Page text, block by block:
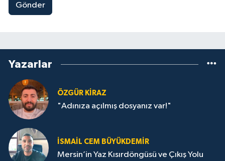
Gönder
Yazarlar
ÖZGÜR KIRAZ
"Adınıza açılmış dosyanız var!"
İSMAIL CEM BÜYÜKDEMIR
Mersin’in Yaz Kısırdöngüsü ve Çıkış Yolu